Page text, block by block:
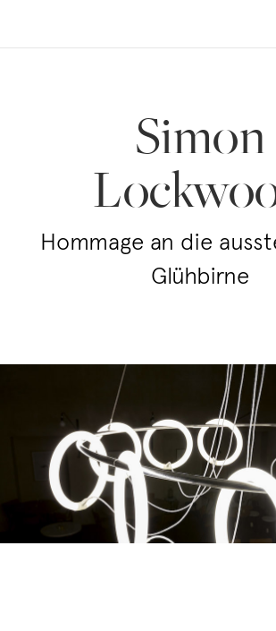
Simon
Hommage an die
Glühbirne